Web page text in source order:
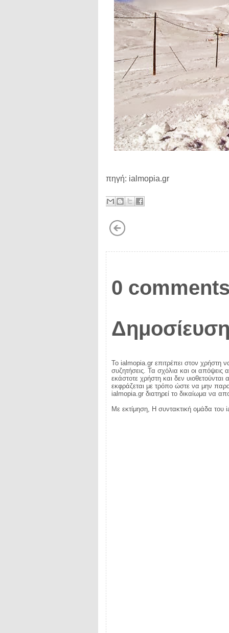
πηγή: ialmopia.gr
0
Το ialmopia.gr επιτρέπει στον χρήστη
συζητήσεις. Τα σχόλια και οι απόψεις
εκάστοτε χρήστη και δεν
εκφράζεται με τρόπο ώστε να μην
ialmopia.gr διατηρεί το δικαίωμα να
Με εκτίμηση, Η συντακτική ομάδα του